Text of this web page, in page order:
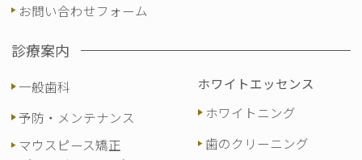
お問い合わせフォーム
診療案内
一般歯科
予防・メンテナンス
マウスピース矯正
ホワイトエッセンス
ホワイトニング
歯のクリーニング